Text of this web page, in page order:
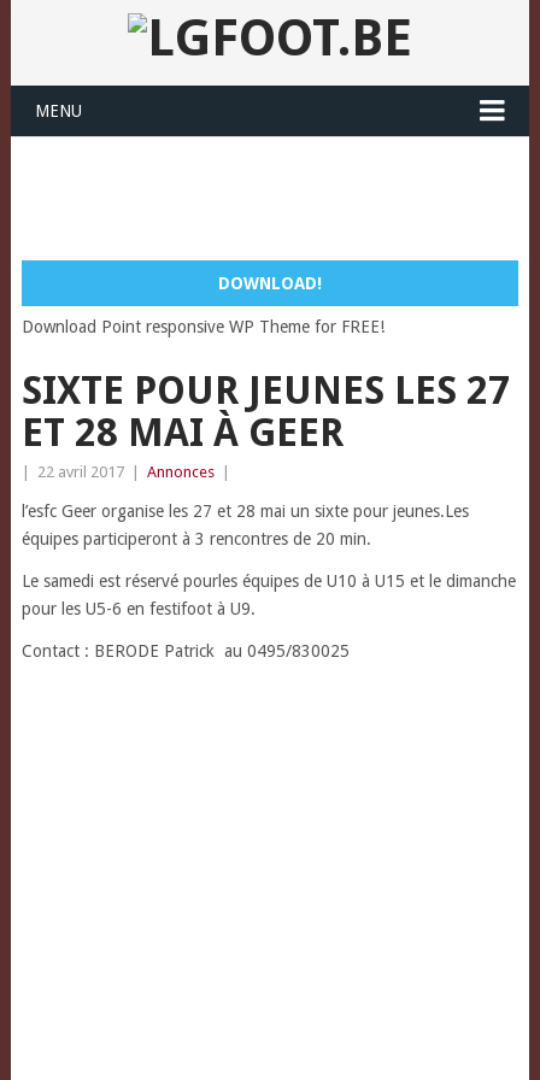
MENU
DOWNLOAD!
Download Point responsive WP Theme for FREE!
SIXTE POUR JEUNES LES 27
ET 28 MAI À GEER
22 avril 2017 Annonces
l’esfc Geer organise les 27 et 28 mai un sixte pour jeunes.Les
équipes participeront à 3 rencontres de 20 min.
Le samedi est réservé pourles équipes de U10 à U15 et le dimanche
pour les U5-6 en festifoot à U9.
Contact : BERODE Patrick au 0495/830025